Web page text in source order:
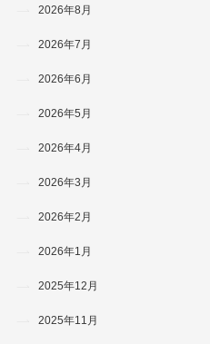
2026年8月
2026年7月
2026年6月
2026年5月
2026年4月
2026年3月
2026年2月
2026年1月
2025年12月
2025年11月